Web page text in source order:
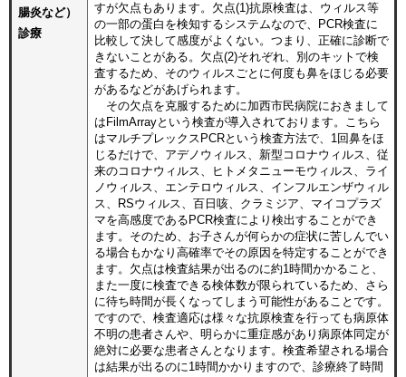
腸炎など）
診療
すが欠点もあります。欠点(1)抗原検査は、ウィルス等
の一部の蛋白を検知するシステムなので、PCR検査に
比較して決して感度がよくない。つまり、正確に診断で
きないことがある。欠点(2)それぞれ、別のキットで検
査するため、そのウィルスごとに何度も鼻をほじる必要
があるなどがあげられます。
その欠点を克服するために加西市民病院におきまして
はFilmArrayという検査が導入されております。こちら
はマルチプレックスPCRという検査方法で、1回鼻をほ
じるだけで、アデノウィルス、新型コロナウィルス、従
来のコロナウィルス、ヒトメタニューモウィルス、ライ
ノウィルス、エンテロウィルス、インフルエンザウィル
ス、RSウィルス、百日咳、クラミジア、マイコプラズ
マを高感度であるPCR検査により検出することができ
ます。そのため、お子さんが何らかの症状に苦しんでい
る場合もかなり高確率でその原因を特定することができ
ます。欠点は検査結果が出るのに約1時間かかること、
また一度に検査できる検体数が限られているため、さら
に待ち時間が長くなってしまう可能性があることです。
ですので、検査適応は様々な抗原検査を行っても病原体
不明の患者さんや、明らかに重症感があり病原体同定が
絶対に必要な患者さんとなります。検査希望される場合
は結果が出るのに1時間かかりますので、診療終了時間